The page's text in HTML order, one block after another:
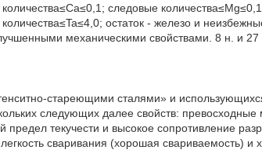
следовые
остаток - железо и
механическими свойствами. 8 н. и
стареющими сталями» и
следующих далее свойств: превосходные
предел текучести и высокое сопротивление
сваривания (хорошая свариваемость) и